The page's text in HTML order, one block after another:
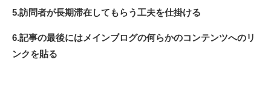
5.訪問者が長期滞在してもらう工夫を仕掛ける
6.記事の最後にはメインブログの何らかのコンテンツへのリ
ンクを貼る